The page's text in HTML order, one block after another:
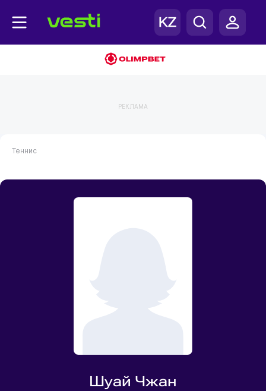
РЕКЛАМА
Теннис
Шуай Чжан